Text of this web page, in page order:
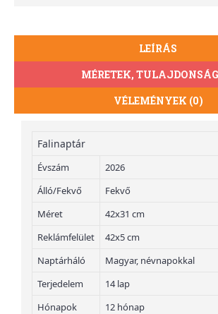
LEÍRÁS
MÉRETEK,
VÉLEMÉNYEK (0)
Falinaptár
Évszám
2026
Álló/Fekvő
Fekvő
Méret
42x31 cm
Reklámfelület
42x5 cm
Naptárháló
Magyar, névnapokkal
Terjedelem
14 lap
Hónapok
12 hónap